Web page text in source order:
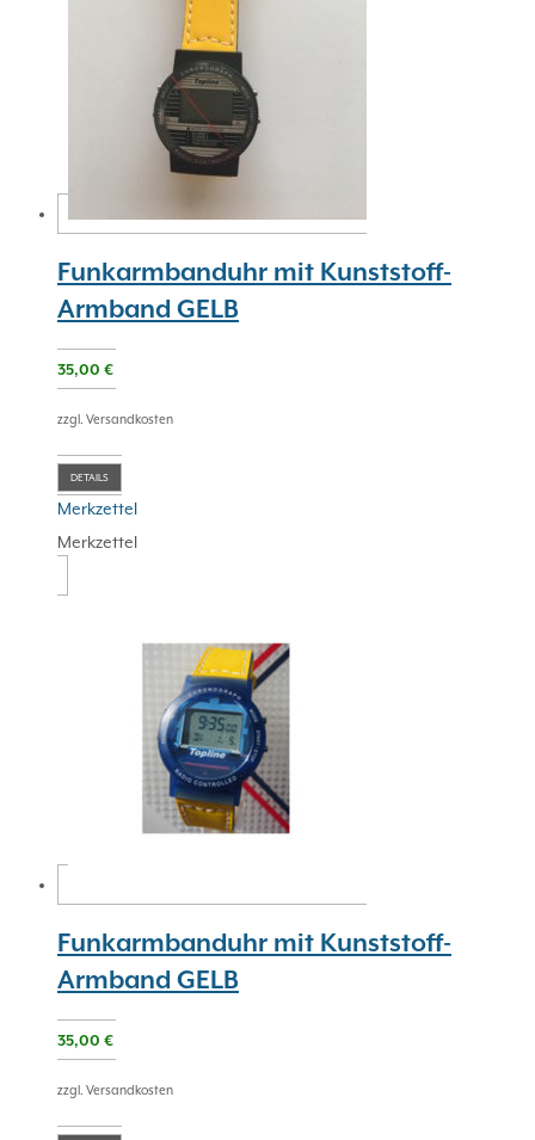
Funkarmbanduhr mit Kunststoff-
Armband GELB
35,00 €
zzgl. Versandkosten
DETAILS
Merkzettel
Merkzettel
Funkarmbanduhr mit Kunststoff-
Armband GELB
35,00 €
zzgl. Versandkosten